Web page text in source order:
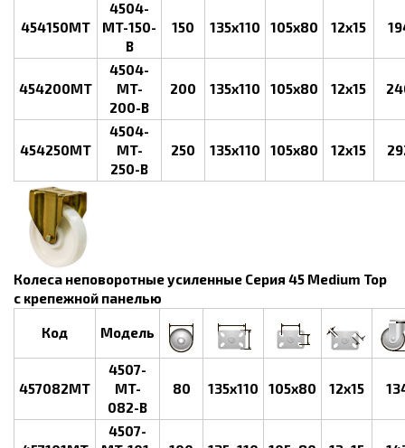
454150MT
4504-
MT-150-
B
150 135x110 105x80 12x15
454200MT
4504-
MT-
200-B
200 135x110 105x80 12x15
454250MT
4504-
MT-
250-B
250 135x110 105x80 12x15
Колеса неповоротные усиленные Серия 45 Medium Top
с крепежной панелью
Код Модель
457082MT
4507-
MT-
082-B
80 135x110 105x80 12x15
4507-